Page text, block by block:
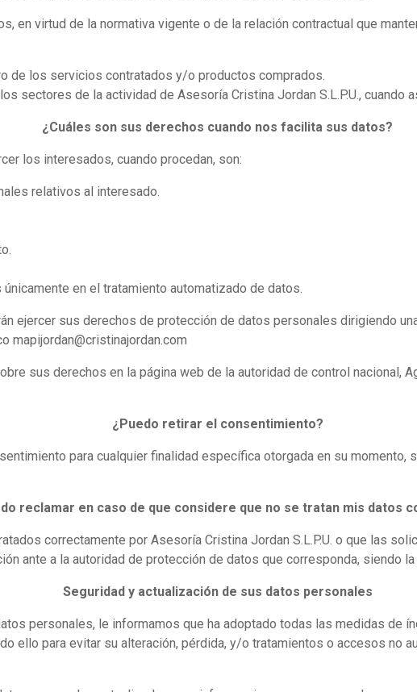
en virtud de la normativa vigente o de la relación contractual que
de los servicios contratados y/o productos comprados.
sectores de la actividad de Asesoría Cristina Jordan S.L.P.U., cuando
¿Cuáles son sus derechos cuando nos facilita sus datos?
los interesados, cuando procedan, son:
relativos al interesado.
en el tratamiento automatizado de datos.
ejercer sus derechos de protección de datos personales dirigiendo
mapijordan@cristinajordan.com
sus derechos en la página web de la autoridad de control nacional,
¿Puedo retirar el consentimiento?
para cualquier finalidad específica otorgada en su momento,
reclamar en caso de que considere que no se tratan mis datos
correctamente por Asesoría Cristina Jordan S.L.P.U. o que las
ante a la autoridad de protección de datos que corresponda, siendo
Seguridad y actualización de sus datos personales
personales, le informamos que ha adoptado todas las medidas de
ello para evitar su alteración, pérdida, y/o tratamientos o accesos no